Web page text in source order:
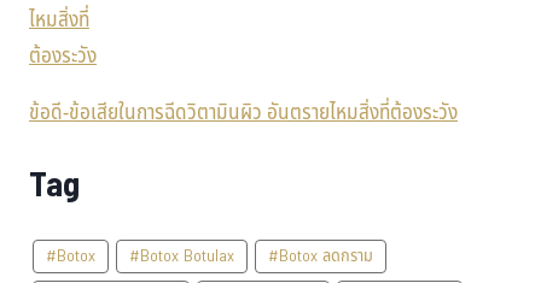
ข้อดี-ข้อเสียในการฉีดวิตามินผิว อันตรายไหมสิ่งที่ต้องระวัง
Tag
#Botox #Botox Botulax
#Botox ลดกราม